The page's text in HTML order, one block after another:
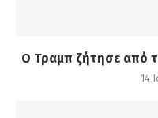
Ο Τραμπ ζήτησε από
14